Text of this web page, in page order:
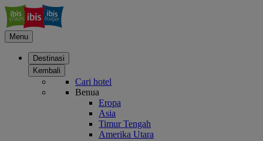
Menu
Destinasi
Kembali
Cari hotel
Benua
Eropa
Asia
Timur Tengah
Amerika Utara